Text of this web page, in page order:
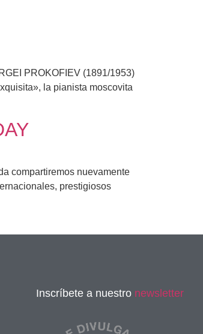
PROKOFIEV (1891/1953)
la pianista moscovita
compartiremos nuevamente
prestigiosos
Inscríbete a nuestro newsletter